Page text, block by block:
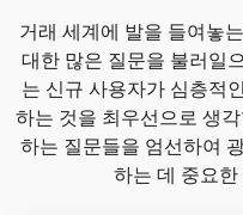
거래 세계에 발을 들여놓
대한 많은 질문을 불러일
는 신규 사용자가 심층적
하는 것을 최우선으로 생
하는 질문들을 엄선하여
하는 데 중요